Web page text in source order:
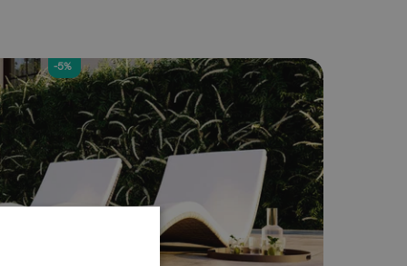
-5%